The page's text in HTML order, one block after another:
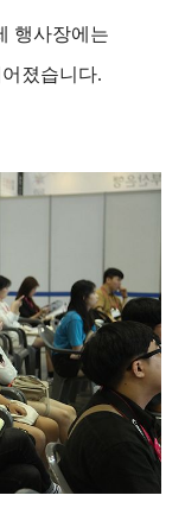
행사장에는
졌습니다.